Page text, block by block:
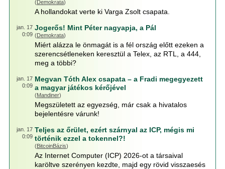
(Demokrata)
A hollandokat verte ki Varga Zsolt csapata.
jan. 17
0:09
Jogerős! Mint Péter nagyapja, a Pál
(Demokrata)
Miért alázza le önmagát is a fél ország előtt ezeken a
szerencsétleneken keresztül a Telex, az RTL, a 444,
meg a többi?
jan. 17
0:09
Megvan Tóth Alex csapata – a Fradi megegyezett
a magyar játékos kérőjével
(Mandiner)
Megszületett az egyezség, már csak a hivatalos
bejelentésre várunk!
jan. 17
0:09
Teljes az őrület, ezért szárnyal az ICP, mégis mi
történik ezzel a tokennel?!
(BitcoinBázis)
Az Internet Computer (ICP) 2026-ot a társaival
karöltve szerényen kezdte, majd egy rövid visszaesés